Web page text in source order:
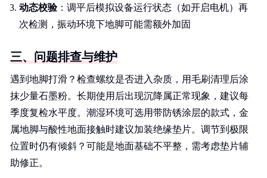
动态校验：调平后模拟设备运行状态（如开启电机）再
次检测，振动环境下地脚可能需额外加固
三、问题排查与维护
遇到地脚打滑？检查螺纹是否进入杂质，用毛刷清理后涂
抹少量石墨粉。长期使用后出现沉降属正常现象，建议每
季度复检水平度。潮湿环境可选用带防锈涂层的款式，金
属地脚与酸性地面接触时建议加装绝缘垫片。调节到极限
位置时仍有倾斜？可能是地面基础不平整，需考虑垫片辅
助修正。